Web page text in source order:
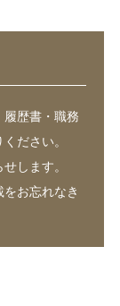
履歴書・職務
ださい。
します。
お忘れなき